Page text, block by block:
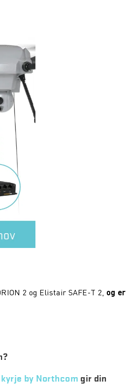
2 og Elistair SAFE-T 2, og er
by Northcom gir din